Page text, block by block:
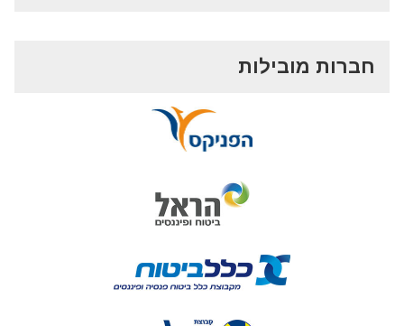
חברות מובילות